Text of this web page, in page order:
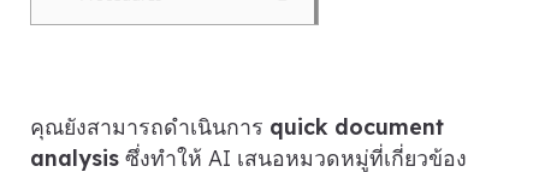
คุณยังสามารถดำเนินการ quick document
analysis ซึ่งทำให้ AI เสนอหมวดหมู่ที่เกี่ยวข้อง